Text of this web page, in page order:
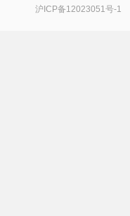
沪ICP备12023051号-1